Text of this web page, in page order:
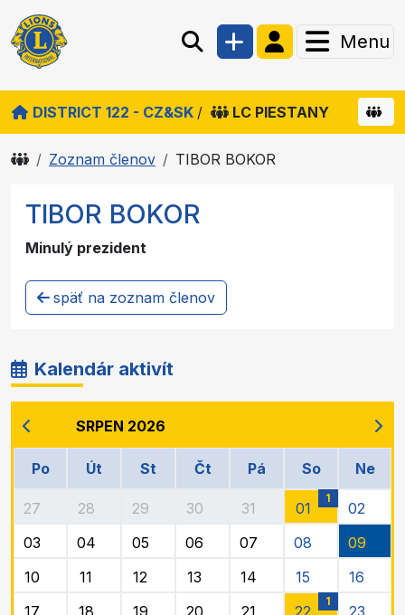
Menu
DISTRICT 122 - CZ&SK / LC PIESTANY
Zoznam členov TIBOR BOKOR
TIBOR BOKOR
Minulý prezident
späť na zoznam členov
Kalendár aktivít
SRPEN 2026
Po Út St Čt Pá So Ne
27 28 29 30 31 01
1
02
03
04 05 06 07 08
09
10
11 12 13 14 15
16
17
18 19 20 21 22
1
23